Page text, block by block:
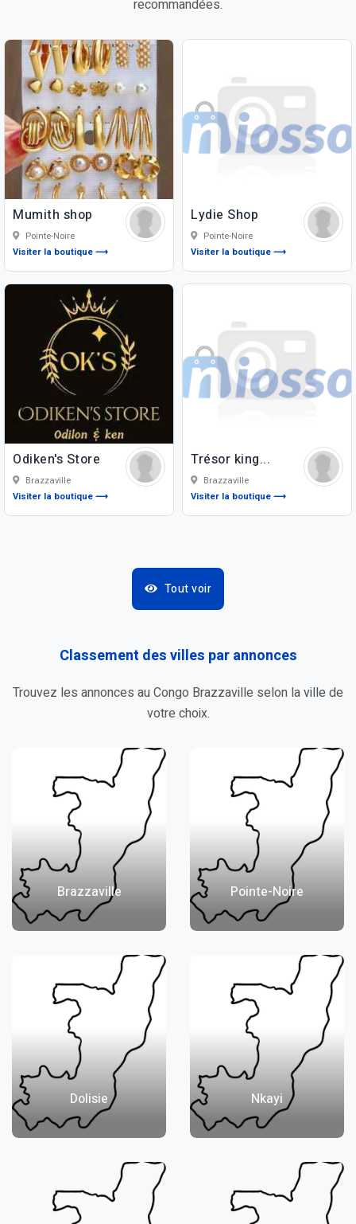
recommandées.
Mumith shop
Pointe-Noire
Visiter la boutique ⟶
Lydie Shop
Pointe-Noire
Visiter la boutique ⟶
Odiken's Store
Brazzaville
Visiter la boutique ⟶
Trésor king...
Brazzaville
Visiter la boutique ⟶
Tout voir
Classement des villes par annonces
Trouvez les annonces au Congo Brazzaville selon laville de
votre choix.
Brazzaville Pointe-Noire
Dolisie Nkayi